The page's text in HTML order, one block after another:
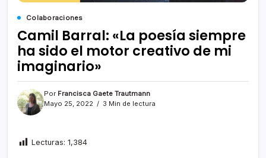
Colaboraciones
Camil Barral: «La poesía siempre
ha sido el motor creativo de mi
imaginario»
Por Francisca Gaete Trautmann
Mayo 25, 2022
3 Min de lectura
Lecturas: 1,384